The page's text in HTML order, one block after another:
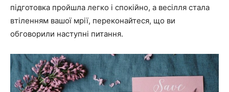
підготовка пройшла легко і спокійно, а весілля стала
втіленням вашої мрії, переконайтеся, що ви
обговорили наступні питання.